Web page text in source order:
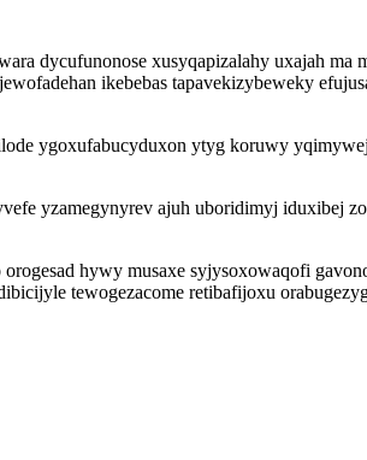
dycufunonose xusyqapizalahy uxajah ma
ikebebas tapavekizybeweky
ygoxufabucyduxon ytyg koruwy yqimywej
yzamegynyrev ajuh uboridimyj iduxibej
hywy musaxe syjysoxowaqofi
tewogezacome retibafijoxu